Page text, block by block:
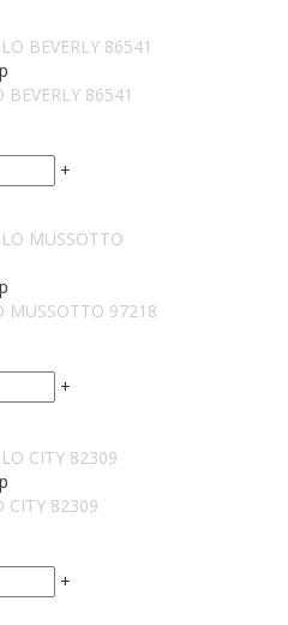
86541
+
MUSSOTTO 97218
+
CITY 82309
+